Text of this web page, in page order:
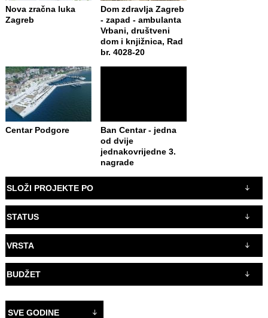
Nova zračna luka
Zagreb
Dom zdravlja Zagreb
- zapad - ambulanta
Vrbani, društveni
dom i knjižnica, Rad
br. 4028-20
Centar Podgore
Ban Centar - jedna
od dvije
jednakovrijedne 3.
nagrade
SLOŽI PROJEKTE PO
STATUS
VRSTA
BUDŽET
SVE GODINE